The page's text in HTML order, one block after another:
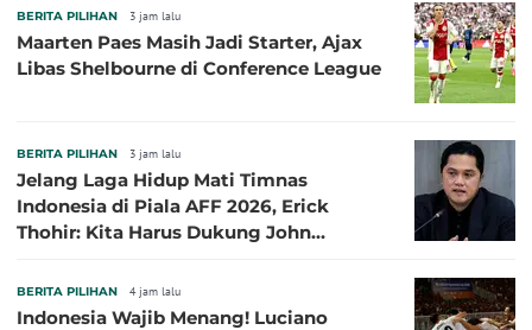
BERITA PILIHAN 3 jam lalu
Maarten Paes Masih Jadi Starter, Ajax
Libas Shelbourne di Conference League
BERITA PILIHAN 3 jam lalu
Jelang Laga Hidup Mati Timnas
Indonesia di Piala AFF 2026, Erick
Thohir: Kita Harus Dukung John
BERITA PILIHAN 4 jam lalu
Indonesia Wajib Menang! Luciano